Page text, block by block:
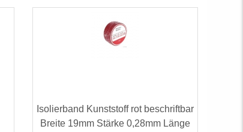
Isolierband Kunststoff rot beschriftbar
Breite 19mm Stärke 0,28mm Länge